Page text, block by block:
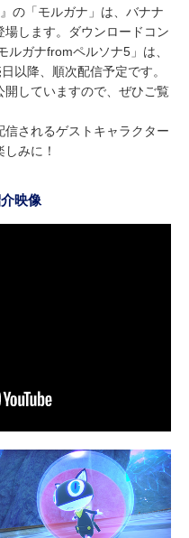
の「モルガナ」は、バナナ
します。ダウンロードコン
ルガナfromペルソナ5」は、
以降、順次配信予定です。
開していますので、ぜひご覧
されるゲストキャラクター
みに！
映像